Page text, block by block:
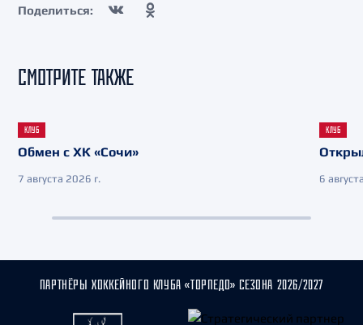
Поделиться:
СМОТРИТЕ ТАКЖЕ
КЛУБ
Обмен с ХК «Сочи»
7 августа 2026 г.
КЛУБ
6
ПАРТНЁРЫ ХОККЕЙНОГО КЛУБА «ТОРПЕДО» СЕЗОНА 2026/2027